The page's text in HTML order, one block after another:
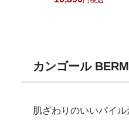
カンゴール
肌ざわりのいいパイ